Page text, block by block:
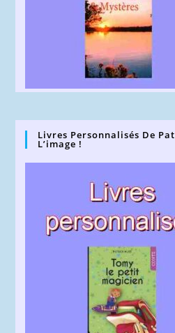
Livres Personnalisés De
L’image !